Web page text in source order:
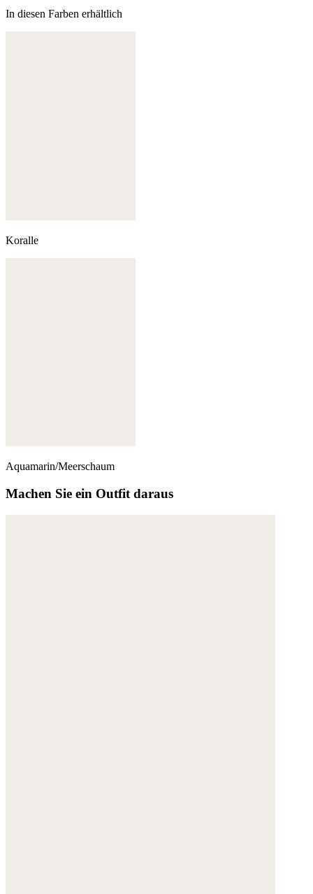
In diesen Farben erhältlich
Koralle
Aquamarin/Meerschaum
Machen Sie ein Outfit daraus